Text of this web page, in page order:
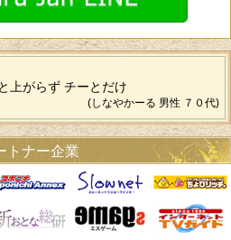
上がらず チーとだけ
(しなやかーる 男性 ７０代)
トナー企業